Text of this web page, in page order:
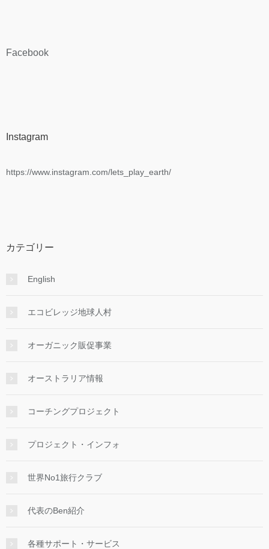
Facebook
Instagram
https://www.instagram.com/lets_play_earth/
カテゴリー
English
エコビレッジ地球人村
オーガニック販促事業
オーストラリア情報
コーチングプロジェクト
プロジェクト・インフォ
世界No1旅行クラブ
代表のBen紹介
各種サポート・サービス